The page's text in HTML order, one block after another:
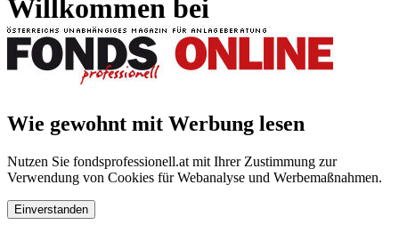
Willkommen bei
Wie gewohnt mit Werbung lesen
Nutzen Sie fondsprofessionell.at mit Ihrer Zustimmung zur
Verwendung von Cookies für Webanalyse und Werbemaßnahmen.
Einverstanden